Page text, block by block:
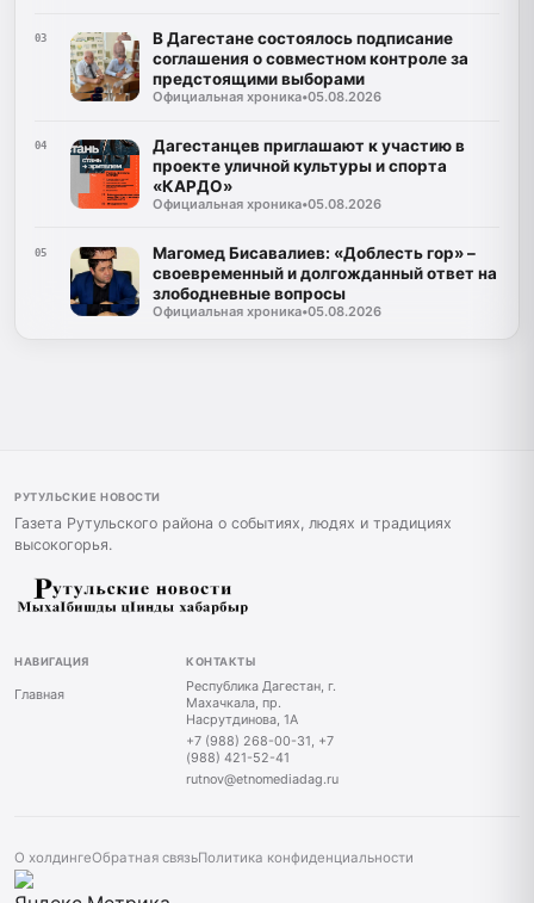
03
В Дагестане состоялось подписание
соглашения о совместном контроле за
предстоящими выборами
Официальная хроника•05.08.2026
04
Дагестанцев приглашают к участию в
проекте уличной культуры и спорта
«КАРДО»
Официальная хроника•05.08.2026
05
Магомед Бисавалиев: «Доблесть гор» –
своевременный и долгожданный ответ на
злободневные вопросы
Официальная хроника•05.08.2026
РУТУЛЬСКИЕ НОВОСТИ
Газета Рутульского района о событиях, людях и традициях
высокогорья.
НАВИГАЦИЯ
Главная
КОНТАКТЫ
Республика Дагестан, г.
Махачкала, пр.
Насрутдинова, 1А
+7 (988) 268-00-31, +7
(988) 421-52-41
rutnov@etnomediadag.ru
О холдингеОбратная связьПолитика конфиденциальности